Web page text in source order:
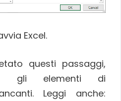
Excel.
questi passaggi,
gli elementi di
Leggi anche: